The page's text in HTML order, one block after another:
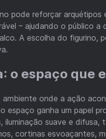
pode reforçar
– ajudando o público a
A escolha do figurino,
o espaço que
ambiente onde a ação
espaço ganha um papel
iluminação suave e
cortinas esvoaçantes,